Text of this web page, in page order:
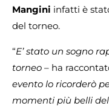
Mangini infatti è
del torneo.
“E’ stato un sogno
torneo – ha
evento lo ricorderò
momenti più belli